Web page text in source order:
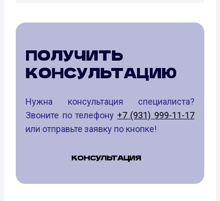
ПОЛУЧИТЬ
КОНСУЛЬТАЦИЮ
Нужна консультация специалиста?
Звоните по телефону +7 (931) 999-11-17
или отправьте заявку по кнопке!
КОНСУЛЬТАЦИЯ